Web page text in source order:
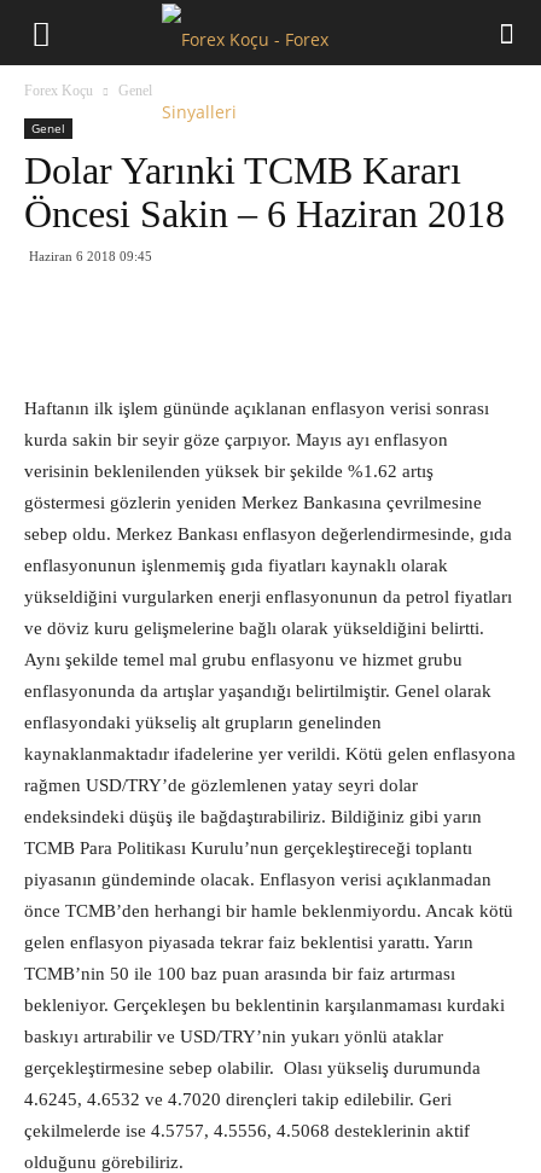
Forex Koçu Genel
Genel
Dolar Yarınki TCMB Kararı
Öncesi Sakin – 6 Haziran 2018
Haziran 6 2018 09:45
Haftanın ilk işlem gününde açıklanan enflasyon verisi sonrası
kurda sakin bir seyir göze çarpıyor. Mayıs ayı enflasyon
verisinin beklenilenden yüksek bir şekilde %1.62 artış
göstermesi gözlerin yeniden Merkez Bankasına çevrilmesine
sebep oldu. Merkez Bankası enflasyon değerlendirmesinde, gıda
enflasyonunun işlenmemiş gıda fiyatları kaynaklı olarak
yükseldiğini vurgularken enerji enflasyonunun da petrol fiyatları
ve döviz kuru gelişmelerine bağlı olarak yükseldiğini belirtti.
Aynı şekilde temel mal grubu enflasyonu ve hizmet grubu
enflasyonunda da artışlar yaşandığı belirtilmiştir. Genel olarak
enflasyondaki yükseliş alt grupların genelinden
kaynaklanmaktadır ifadelerine yer verildi. Kötü gelen enflasyona
rağmen USD/TRY’de gözlemlenen yatay seyri dolar
endeksindeki düşüş ile bağdaştırabiliriz. Bildiğiniz gibi yarın
TCMB Para Politikası Kurulu’nun gerçekleştireceği toplantı
piyasanın gündeminde olacak. Enflasyon verisi açıklanmadan
önce TCMB’den herhangi bir hamle beklenmiyordu. Ancak kötü
gelen enflasyon piyasada tekrar faiz beklentisi yarattı. Yarın
TCMB’nin 50 ile 100 baz puan arasında bir faiz artırması
bekleniyor. Gerçekleşen bu beklentinin karşılanmaması kurdaki
baskıyı artırabilir ve USD/TRY’nin yukarı yönlü ataklar
gerçekleştirmesine sebep olabilir. Olası yükseliş durumunda
4.6245, 4.6532 ve 4.7020 dirençleri takip edilebilir. Geri
çekilmelerde ise 4.5757, 4.5556, 4.5068 desteklerinin aktif
olduğunu görebiliriz.